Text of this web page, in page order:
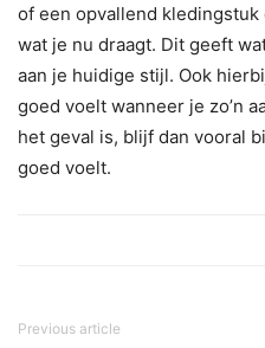
of een opvallend
wat je nu draagt. Dit geeft
aan je huidige stijl. Ook
goed voelt wanneer je zo’n
het geval is, blijf dan vooral
goed voelt.
Previous article